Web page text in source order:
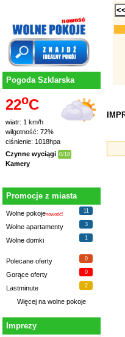
Pogoda Szklarska
22oC
wiatr: 1 km/h
wilgotność: 72%
ciśnienie: 1018hpa
Czynne wyciągi 0/18
Kamery
Promocje z miasta
Wolne pokojenowość!
11
Wolne apartamenty 3
Wolne domki 1
Polecane oferty 0
Gorące oferty 0
Lastminute 2
Więcej na wolne pokoje
Imprezy